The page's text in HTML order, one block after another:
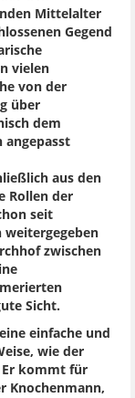
Mittelalter
Gegend
vielen
von der
über
dem
angepasst
aus den
Rollen der
seit
weitergegeben
zwischen
Sicht.
einfache und
wie der
Er kommt für
Knochenmann,